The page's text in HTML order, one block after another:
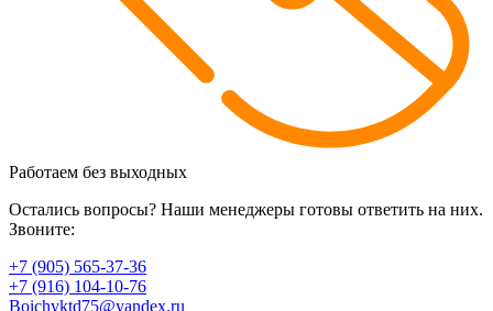
Работаем без выходных
Остались вопросы? Наши менеджеры готовы ответить на них.
Звоните:
+7 (905) 565-37-36
+7 (916) 104-10-76
Boichyktd75@yandex.ru